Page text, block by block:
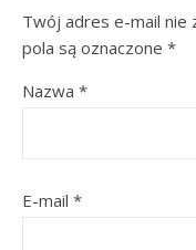
Twój adres e-mail nie
pola są oznaczone *
Nazwa *
E-mail *